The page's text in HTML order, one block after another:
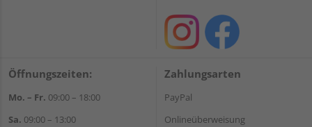
Öffnungszeiten:
Mo. – Fr. 09:00 – 18:00
Sa. 09:00 – 13:00
Zahlungsarten
PayPal
Onlineüberweisung